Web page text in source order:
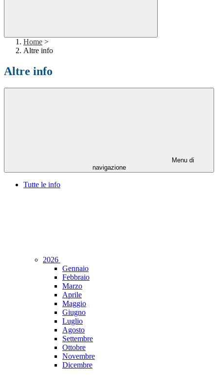
Home >
Altre info
Altre info
Menu di
navigazione
Tutte le info
2026
Gennaio
Febbraio
Marzo
Aprile
Maggio
Giugno
Luglio
Agosto
Settembre
Ottobre
Novembre
Dicembre